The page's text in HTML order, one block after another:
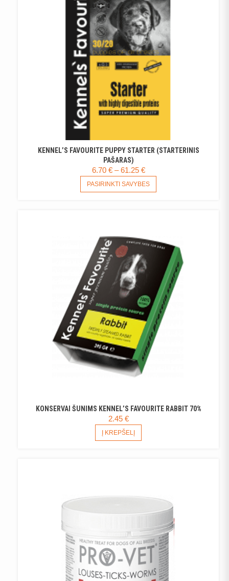
KENNEL’S FAVOURITE PUPPY STARTER (STARTERINIS
PAŠARAS)
6.70 € – 61.25 €PRICE
RANGE:
6.70 €
PASIRINKTI SAVYBES
PRODUCT
OPTIONS
MAY
CHOSEN
ON
THE
PRODUCT
PAGE
KONSERVAI ŠUNIMS KENNEL’S FAVOURITE RABBIT 70%
2.45 €
Į KREPŠELĮ